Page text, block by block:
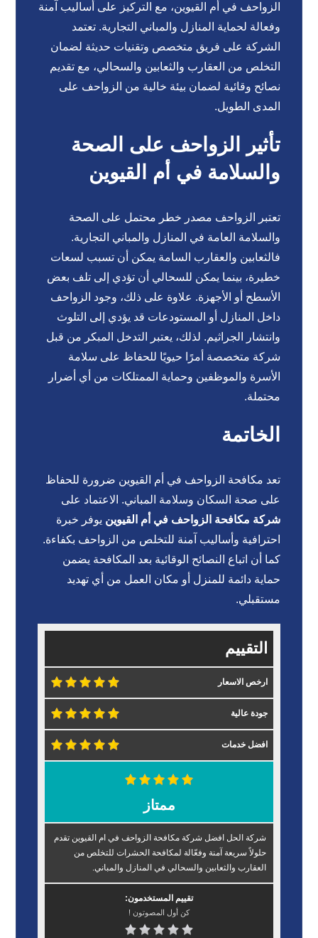
الزواحف في أم القيوين، مع التركيز على أساليب آمنة
وفعالة لحماية المنازل والمباني التجارية. تعتمد
الشركة على فريق متخصص وتقنيات حديثة لضمان
التخلص من العقارب والثعابين والسحالي، مع تقديم
نصائح وقائية لضمان بيئة خالية من الزواحف على
المدى الطويل.
تأثير الزواحف على الصحة
والسلامة في أم القيوين
تعتبر الزواحف مصدر خطر محتمل على الصحة
والسلامة العامة في المنازل والمباني التجارية.
فالثعابين والعقارب السامة يمكن أن تسبب لسعات
خطيرة، بينما يمكن للسحالي أن تؤدي إلى تلف بعض
الأسطح أو الأجهزة. علاوة على ذلك، وجود الزواحف
داخل المنازل أو المستودعات قد يؤدي إلى التلوث
وانتشار الجراثيم. لذلك، يعتبر التدخل المبكر من قبل
شركة متخصصة أمرًا حيويًا للحفاظ على سلامة
الأسرة والموظفين وحماية الممتلكات من أي أضرار
محتملة.
الخاتمة
تعد مكافحة الزواحف في أم القيوين ضرورة للحفاظ
على صحة السكان وسلامة المباني. الاعتماد على
شركة مكافحة الزواحف في أم القيوين يوفر خبرة
احترافية وأساليب آمنة للتخلص من الزواحف بكفاءة.
كما أن اتباع النصائح الوقائية بعد المكافحة يضمن
حماية دائمة للمنزل أو مكان العمل من أي تهديد
مستقبلي.
التقييم
ارخص الاسعار
جودة عالية
افضل خدمات
ممتاز
شركة الحل افضل شركة مكافحة الزواحف في ام القيوين تقدم
حلولاً سريعة آمنة وفعّالة لمكافحة الحشرات للتخلص من
العقارب والثعابين والسحالي في المنازل والمباني.
تقييم المستخدمون:
كن أول المصوتون !